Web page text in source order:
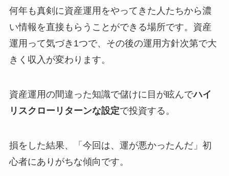
何年も真剣に資産運用をやってきた人たちから濃
い情報を直接もらうことができる場所です。資産
運用って気づき1つで、その後の運用方針次第で大
きく収入が変わります。
資産運用の間違った知識で儲けに目が眩んでハイ
リスクローリターンな設定で投資する。
損をした結果、「今回は、運が悪かったんだ」初
心者にありがちな傾向です。